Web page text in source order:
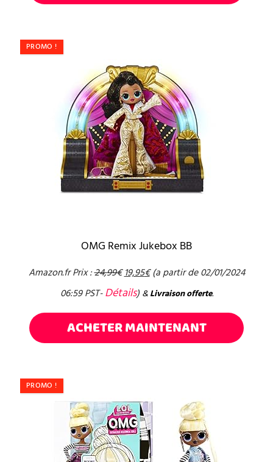
OMG Remix Jukebox BB
PROMO !
Amazon.fr Prix :24,99€ 19,95€(a partir de 02/01/2024
06:59 PST-Détails) & Livraison offerte.
ACHETER MAINTENANT
PROMO !